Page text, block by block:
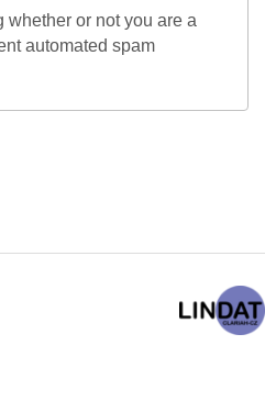
whether or not you are a
automated spam